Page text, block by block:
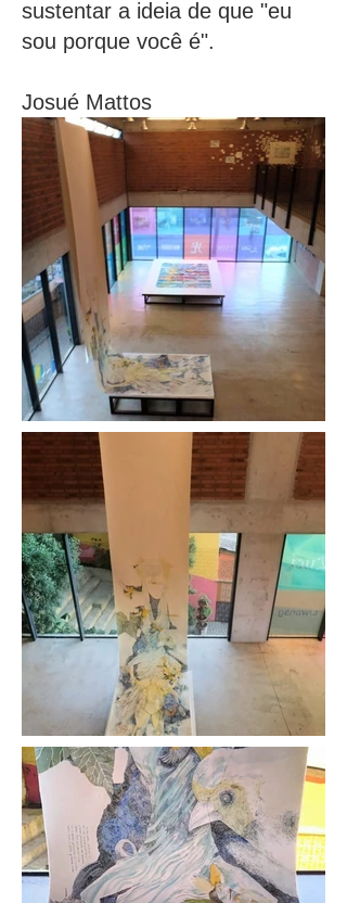
sustentar a ideia de que "eu
sou porque você é".
Josué Mattos